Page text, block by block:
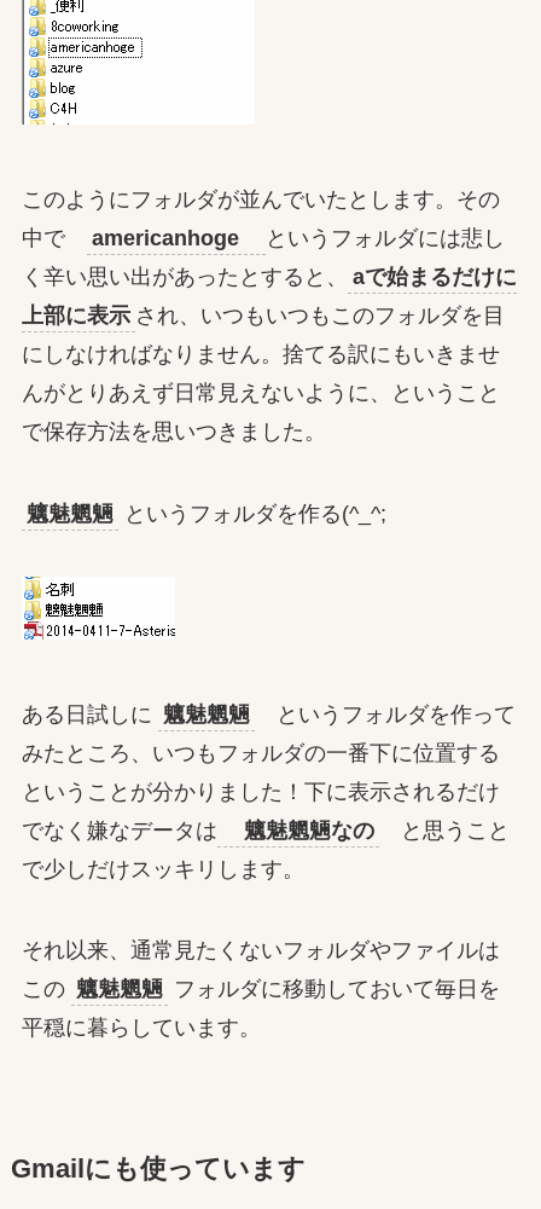
このようにフォルダが並んでいたとします。その
中で
americanhoge
というフォルダには悲し
く辛い思い出があったとすると、
aで始まるだけに
上部に表示 され、いつもいつもこのフォルダを目
にしなければなりません。捨てる訳にもいきませ
んがとりあえず日常見えないように、ということ
で保存方法を思いつきました。
魑魅魍魎 というフォルダを作る(^_^;
ある日試しに 魑魅魍魎
というフォルダを作って
みたところ、いつもフォルダの一番下に位置する
ということが分かりました！下に表示されるだけ
でなく嫌なデータは
魑魅魍魎なの
と思うこと
で少しだけスッキリします。
それ以来、通常見たくないフォルダやファイルは
この 魑魅魍魎 フォルダに移動しておいて毎日を
平穏に暮らしています。
Gmailにも使っています